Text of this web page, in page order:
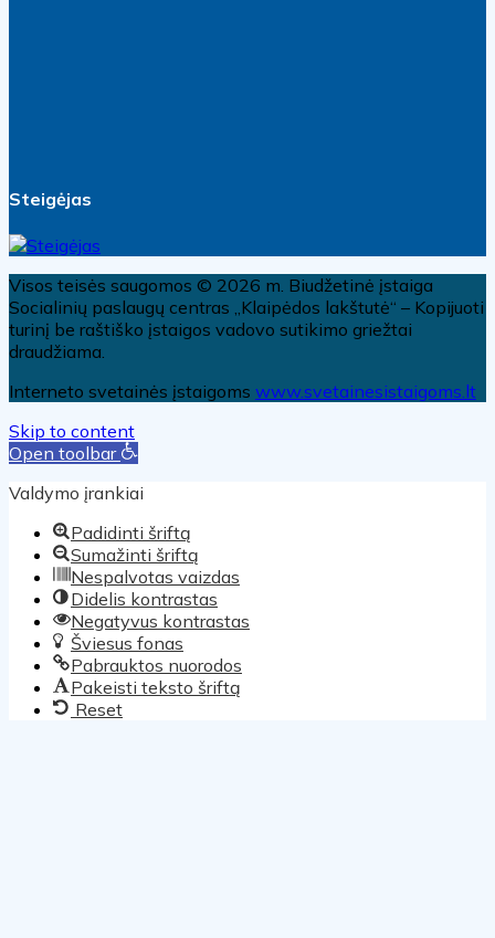
Steigėjas
Visos teisės saugomos © 2026 m. Biudžetinė įstaiga
Socialinių paslaugų centras „Klaipėdos lakštutė“ – Kopijuoti
turinį be raštiško įstaigos vadovo sutikimo griežtai
draudžiama.
Interneto svetainės įstaigoms www.svetainesistaigoms.lt
Skip to content
Open toolbar
Valdymo įrankiai
Padidinti šriftą
Sumažinti šriftą
Nespalvotas vaizdas
Didelis kontrastas
Negatyvus kontrastas
Šviesus fonas
Pabrauktos nuorodos
Pakeisti teksto šriftą
Reset